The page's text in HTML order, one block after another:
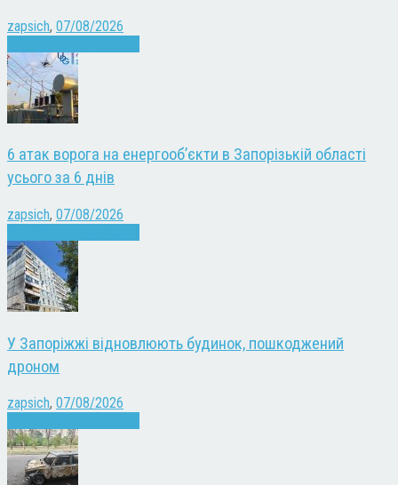
zapsich, 07/08/2026
6 атак ворога на енергооб’єкти в Запорізькій області
усього за 6 днів
zapsich, 07/08/2026
У Запоріжжі відновлюють будинок, пошкоджений
дроном
zapsich, 07/08/2026